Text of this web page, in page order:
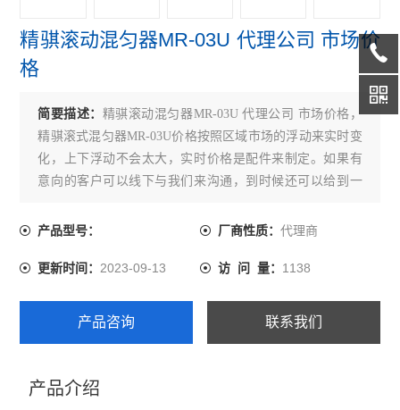
赛默飞ST4R冷冻离心机
赛默飞Micro21R冷冻离心机
赛默飞Micro21微量离心机
精骐摆床
精骐混匀仪
精骐干式恒温器
CryStal精骐振荡器/摇床
精骐滚动混匀器MR-03U 代理公司 市场价
格
简要描述： 精骐滚动混匀器MR-03U 代理公司 市场价格，
精骐滚式混匀器MR-03U价格按照区域市场的浮动来实时变
化，上下浮动不会太大，实时价格是配件来制定。如果有
意向的客户可以线下与我们来沟通，到时候还可以给到一
产品型号： 厂商性质： 代理商
更新时间：2023-09-13 访 问 量： 1138
产品咨询 联系我们
产品介绍